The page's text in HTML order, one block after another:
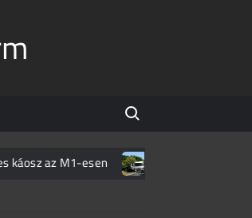
Search for:
az M1-esen Súlyos baleset a 37-